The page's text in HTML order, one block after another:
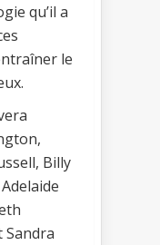
qu’il a
le
Billy
Sandra